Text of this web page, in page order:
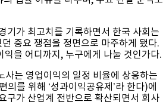
기가 최고치를 기록하면서 한국 사회는
중요 쟁점을 정면으로 마주하게 됐다.
익을 어디까지, 누구에게 나눌 것인가다.
사는 영업이익의 일정 비율에 상응하는
의를 위해 ‘성과이익공유제’라 한다)에
구가 산업계 전반으로 확산되면서 회사